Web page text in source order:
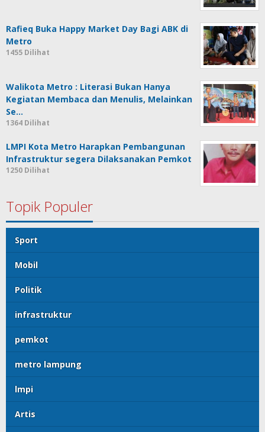
Rafieq Buka Happy Market Day Bagi ABK di
Metro
1455 Dilihat
Walikota Metro : Literasi Bukan Hanya
Kegiatan Membaca dan Menulis, Melainkan
Se…
1364 Dilihat
LMPI Kota Metro Harapkan Pembangunan
Infrastruktur segera Dilaksanakan Pemkot
1250 Dilihat
Topik Populer
Sport
Mobil
Politik
infrastruktur
pemkot
metro lampung
lmpi
Artis